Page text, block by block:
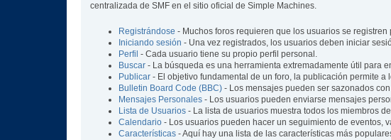
centralizada de SMF en el sitio oficial de Simple Machines.
Registrándose - Muchos foros requieren que los usuarios se
Iniciando sesión - Una vez registrados, los usuarios deben iniciar
Perfil - Cada usuario tiene su propio perfil personal.
Buscar- La búsqueda es una herramienta extremadamente útil para
Publicar- El objetivo fundamental de un foro, la publicación permite a
Bulletin Board Code (BBC) - Los mensajes pueden ser sazonados
Mensajes Personales- Los usuarios pueden enviarse mensajes
Lista de Usuarios- La lista de usuarios muestra todos los miembros
Calendario- Los usuarios pueden hacer un seguimiento de eventos,
Características- Aquí hay una lista de las características más